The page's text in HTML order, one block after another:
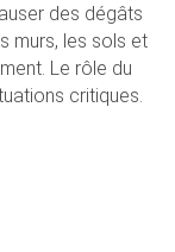
des dégâts
murs, les sols et
Le rôle du
critiques.